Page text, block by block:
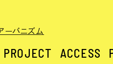
PROJECT ACCESS